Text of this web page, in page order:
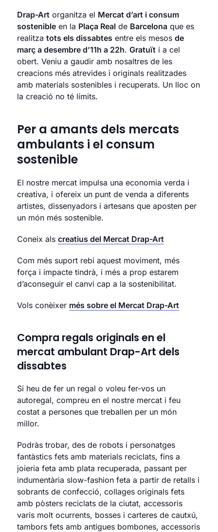
Drap-Art organitza el Mercat d’art i consum
sostenible en la Plaça Real de Barcelona que es
realitza tots els dissabtes entre els mesos de
març a desembre d’11h a 22h. Gratuït i a cel
obert. Veniu a gaudir amb nosaltres de les
creacions més atrevides i originals realitzades
amb materials sostenibles i recuperats. Un lloc on
la creació no té límits.
Per a amants dels mercats
ambulants i el consum
sostenible
El nostre mercat impulsa una economia verda i
creativa, i ofereix un punt de venda a diferents
artistes, dissenyadors i artesans que aposten per
un món més sostenible.
Coneix als creatius del Mercat Drap-Art
Com més suport rebi aquest moviment, més
força i impacte tindrà, i més a prop estarem
d’aconseguir el canvi cap a la sostenibilitat.
Vols conèixer més sobre el Mercat Drap-Art
Compra regals originals en el
mercat ambulant Drap-Art dels
dissabtes
Si heu de fer un regal o voleu fer-vos un
autoregal, compreu en el nostre mercat i feu
costat a persones que treballen per un món
millor.
Podràs trobar, des de robots i personatges
fantàstics fets amb materials reciclats, fins a
joieria feta amb plata recuperada, passant per
indumentària slow-fashion feta a partir de retalls i
sobrants de confecció, collages originals fets
amb pòsters reciclats de la ciutat, accessoris
varis molt ocurrents, bosses i carteres de cautxú,
tambors fets amb antigues bombones, accessoris